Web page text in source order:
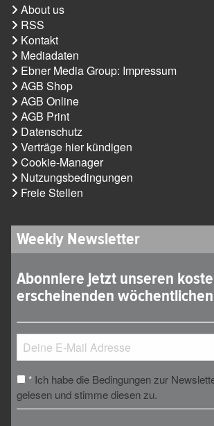
About us
RSS
Kontakt
Mediadaten
Ebner Media Group: Impressum
AGB Shop
AGB Online
AGB Print
Datenschutz
Verträge hier kündigen
Cookie-Manager
Nutzungsbedingungen
Freie Stellen
Weekly Newsletter
Abonniere jetzt unseren
erscheinenden
* Ich habe die Bedingungen zur
gelesen und stimme diesen zu.